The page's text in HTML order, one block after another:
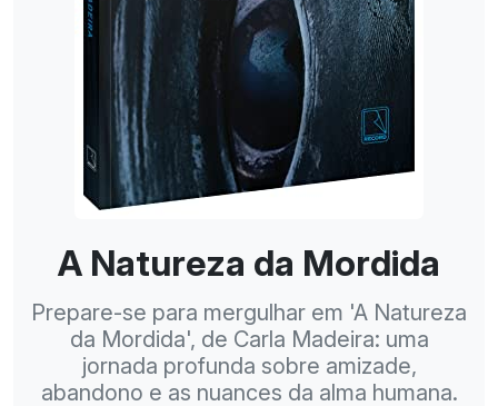
A Natureza da Mordida
Prepare-se para mergulhar em 'A Natureza
da Mordida', de Carla Madeira: uma
jornada profunda sobre amizade,
abandono e as nuances da alma humana.